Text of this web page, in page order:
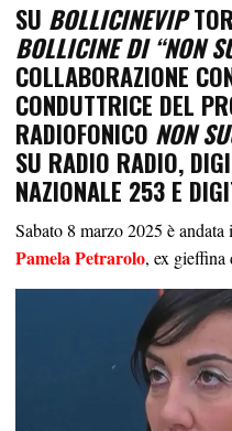
SU BOLLICINEVIP
BOLLICINE DI “NON
COLLABORAZIONE
CONDUTTRICE DEL
RADIOFONICO NON
SU RADIO RADIO,
NAZIONALE 253 E
Sabato 8 marzo 2025 è
Pamela Petrarolo, ex gieffina